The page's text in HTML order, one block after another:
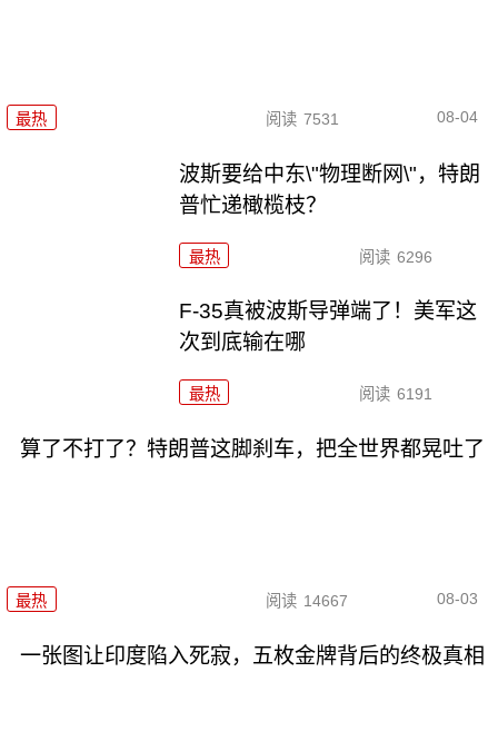
最热 阅读 7531 08-04
波斯要给中东\"物理断网\"，特朗
普忙递橄榄枝？
最热 阅读 6296
F-35真被波斯导弹端了！美军这
次到底输在哪
最热 阅读 6191
算了不打了？特朗普这脚刹车，把全世界都晃吐了
最热 阅读 14667 08-03
一张图让印度陷入死寂，五枚金牌背后的终极真相